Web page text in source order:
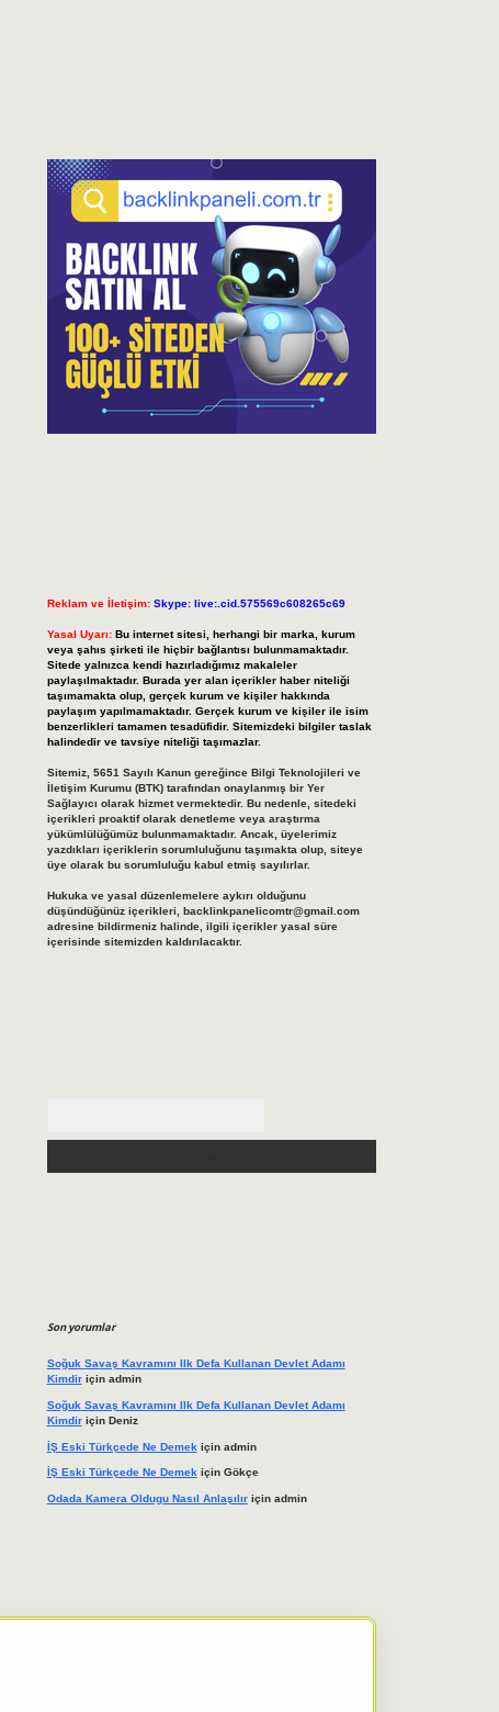
Reklam ve İletişim: Skype: live:.cid.575569c608265c69
Yasal Uyarı: Bu internet sitesi, herhangi bir marka, kurum
veya şahıs şirketi ile hiçbir bağlantısı bulunmamaktadır.
Sitede yalnızca kendi hazırladığımız makaleler
paylaşılmaktadır. Burada yer alan içerikler haber niteliği
taşımamakta olup, gerçek kurum ve kişiler hakkında
paylaşım yapılmamaktadır. Gerçek kurum ve kişiler ile isim
benzerlikleri tamamen tesadüfidir. Sitemizdeki bilgiler taslak
halindedir ve tavsiye niteliği taşımazlar.
Sitemiz, 5651 Sayılı Kanun gereğince Bilgi Teknolojileri ve
İletişim Kurumu (BTK) tarafından onaylanmış bir Yer
Sağlayıcı olarak hizmet vermektedir. Bu nedenle, sitedeki
içerikleri proaktif olarak denetleme veya araştırma
yükümlülüğümüz bulunmamaktadır. Ancak, üyelerimiz
yazdıkları içeriklerin sorumluluğunu taşımakta olup, siteye
üye olarak bu sorumluluğu kabul etmiş sayılırlar.
Hukuka ve yasal düzenlemelere aykırı olduğunu
düşündüğünüz içerikleri, backlinkpanelicomtr@gmail.com
adresine bildirmeniz halinde, ilgili içerikler yasal süre
içerisinde sitemizden kaldırılacaktır.
Son yorumlar
Soğuk Savaş Kavramını Ilk Defa Kullanan Devlet Adamı
Kimdiriçin admin
Soğuk Savaş Kavramını Ilk Defa Kullanan Devlet Adamı
Kimdiriçin Deniz
İŞ Eski Türkçede Ne Demek için admin
İŞ Eski Türkçede Ne Demek için Gökçe
Odada Kamera Oldugu Nasıl Anlaşılıriçin admin